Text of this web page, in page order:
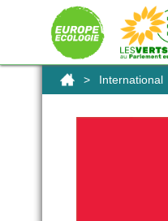
> International
Panneau de gestion des cookies